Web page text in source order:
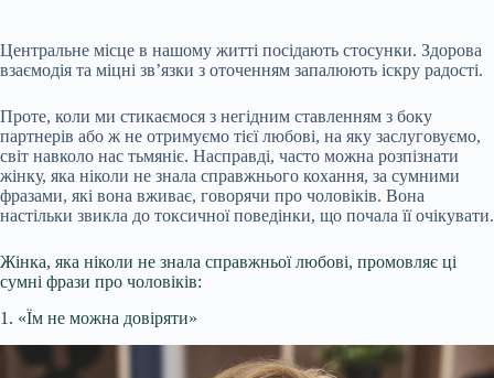
Центральне місце в нашому житті посідають стосунки. Здорова
взаємодія та міцні зв’язки з оточенням запалюють іскру радості.
Проте, коли ми стикаємося з негідним ставленням з боку
партнерів або ж не отримуємо тієї любові, на яку заслуговуємо,
світ навколо нас тьмяніє. Насправді, часто можна розпізнати
жінку, яка ніколи не знала справжнього кохання, за сумними
фразами, які вона вживає, говорячи про чоловіків. Вона
настільки звикла до токсичної поведінки, що почала її очікувати.
Жінка, яка ніколи не знала справжньої любові, промовляє ці
сумні фрази про чоловіків:
1. «Їм не можна довіряти»